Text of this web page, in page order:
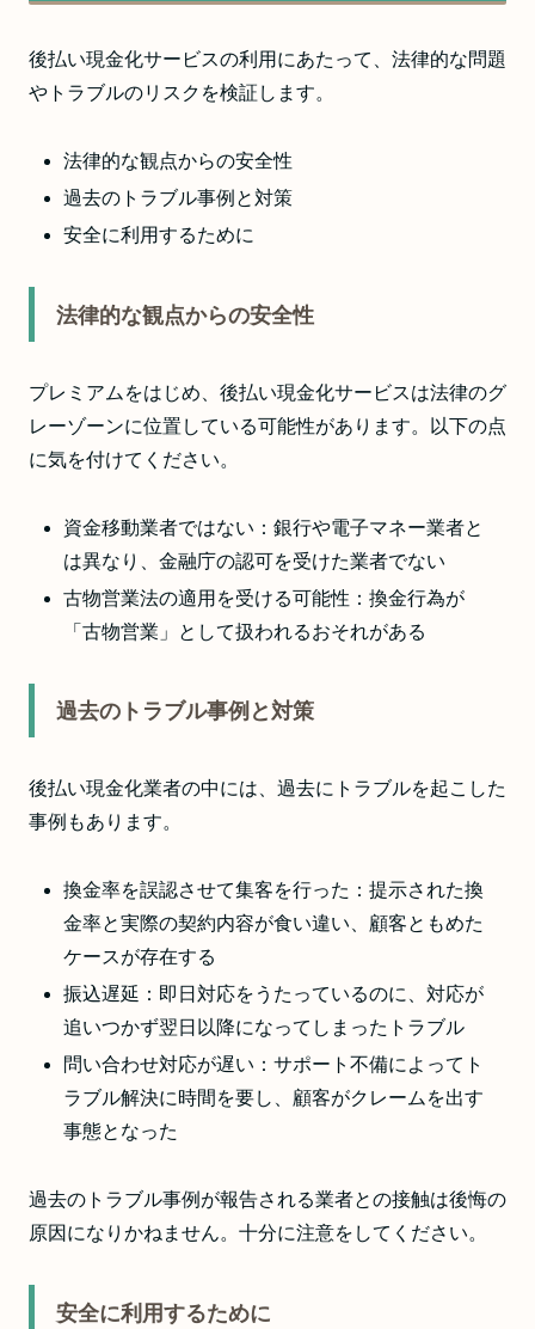
後払い現金化サービスの利用にあたって、法律的な問題
やトラブルのリスクを検証します。
法律的な観点からの安全性
過去のトラブル事例と対策
安全に利用するために
法律的な観点からの安全性
プレミアムをはじめ、後払い現金化サービスは法律のグ
レーゾーンに位置している可能性があります。以下の点
に気を付けてください。
資金移動業者ではない：銀行や電子マネー業者と
は異なり、金融庁の認可を受けた業者でない
古物営業法の適用を受ける可能性：換金行為が
「古物営業」として扱われるおそれがある
過去のトラブル事例と対策
後払い現金化業者の中には、過去にトラブルを起こした
事例もあります。
換金率を誤認させて集客を行った：提示された換
金率と実際の契約内容が食い違い、顧客ともめた
ケースが存在する
振込遅延：即日対応をうたっているのに、対応が
追いつかず翌日以降になってしまったトラブル
問い合わせ対応が遅い：サポート不備によってト
ラブル解決に時間を要し、顧客がクレームを出す
事態となった
過去のトラブル事例が報告される業者との接触は後悔の
原因になりかねません。十分に注意をしてください。
安全に利用するために